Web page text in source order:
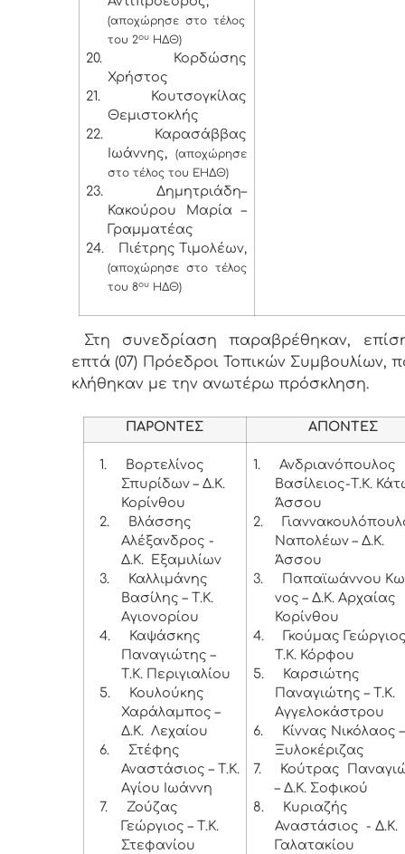
(αποχώρησε στο τέλος
του 2ουΗΔΘ)
20.
Κορδώσης
Χρήστος
21.
Κουτσογκίλας
Θεμιστοκλής
22.
Καρασάββας
Ιωάννης,(αποχώρησε
στο τέλος του ΕΗΔΘ)
23.
Δημητριάδη–
Κακούρου Μαρία –
Γραμματέας
24.
Πιέτρης Τιμολέων,
(αποχώρησε στο τέλος
του 8ουΗΔΘ)
Στη συνεδρίαση παραβρέθηκαν,
επτά (07) Πρόεδροι Τοπικών Συμβουλίων,
κλήθηκαν με την ανωτέρω πρόσκληση.
ΠΑΡΟΝΤΕΣ ΑΠΟΝΤΕΣ
1.
Βορτελίνος
Σπυρίδων – Δ.Κ.
Κορίνθου
2.
Βλάσσης
Αλέξανδρος -
Δ.Κ. Εξαμιλίων
3.
Καλλιμάνης
Βασίλης – Τ.Κ.
Αγιονορίου
4.
Καψάσκης
Παναγιώτης –
Τ.Κ. Περιγιαλίου
5.
Κουλούκης
Χαράλαμπος –
Δ.Κ. Λεχαίου
6.
Στέφης
Αναστάσιος – Τ.Κ.
Αγίου Ιωάννη
7.
Ζούζας
Γεώργιος – Τ.Κ.
Στεφανίου
1.
Ανδριανόπουλος
Βασίλειος-Τ.Κ.
Άσσου
2.
Ναπολέων – Δ.Κ.
Άσσου
3.
Παπαϊωάννου
νος – Δ.Κ. Αρχαίας
Κορίνθου
4.
Γκούμας
Τ.Κ. Κόρφου
5.
Καρσιώτης
Παναγιώτης – Τ.Κ.
Αγγελοκάστρου
6.
Κίννας Νικόλαος
Ξυλοκέριζας
7.
Κούτρας
– Δ.Κ. Σοφικού
8.
Κυριαζής
Αναστάσιος - Δ.Κ.
Γαλατακίου